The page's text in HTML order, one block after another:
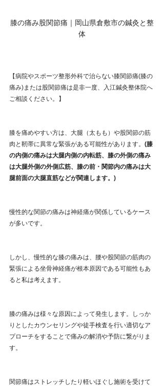
膝の痛み股関節痛｜岡山県倉敷市の鍼灸と整
体
【病院やスポーツ整形外科で治らない膝関節痛(膝の
痛み)または股関節痛は是非一度、入江鍼灸整体院へ
ご相談ください。】
膝を痛めやすい方は、大腿（太もも）や股関節の筋
肉と靭帯に異常な緊張がある可能性があります。 (膝
の内側の痛みは大腿内側の内転筋、膝の外側の痛み
は大腿外側の外側広筋、膝の前・関節内の痛みは大
腿前面の大腿直筋などが関連します。)
慢性的な関節の痛みは神経痛が関係しているケース
が多いです。
しかし、慢性的な膝の痛みは、腰や股関節の筋肉の
緊張による坐骨神経痛が根本原因である可能性もあ
ると私は考えます。
膝の痛みは様々な原因によって発生します。しっか
りとしたカウンセリングや徒手検査を行い適切なア
プローチをすることで痛みの解消や予防に繋がりま
す。
関節痛はストレッチしたり軽いほぐし施術を受けて